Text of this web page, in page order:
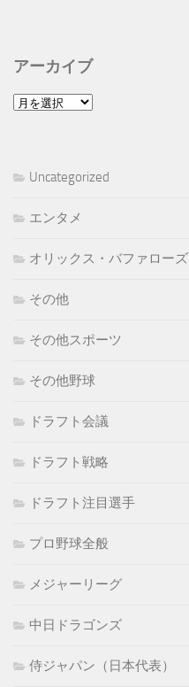
アーカイブ
ア
ブ
Uncategorized
エンタメ
オリックス・バファローズ
その他
その他スポーツ
その他野球
ドラフト会議
ドラフト戦略
ドラフト注目選手
プロ野球全般
メジャーリーグ
中日ドラゴンズ
侍ジャパン（日本代表）